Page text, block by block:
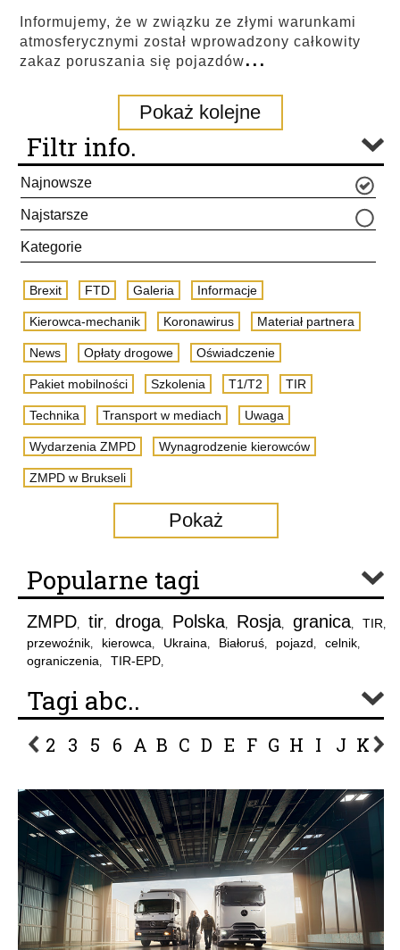
Informujemy, że w związku ze złymi warunkami
atmosferycznymi został wprowadzony całkowity
zakaz poruszania się pojazdów...
Pokaż kolejne
Filtr info.
Najnowsze
Najstarsze
Kategorie
Brexit FTD Galeria Informacje
Kierowca-mechanik Koronawirus Materiał partnera
News Opłaty drogowe Oświadczenie
Pakiet mobilności Szkolenia T1/T2 TIR
Technika Transport w mediach Uwaga
Wydarzenia ZMPD Wynagrodzenie kierowców
ZMPD w Brukseli
Pokaż
Popularne tagi
ZMPD, tir, droga, Polska, Rosja, granica, TIR,
przewoźnik, kierowca, Ukraina, Białoruś, pojazd, celnik,
ograniczenia, TIR-EPD,
Tagi abc..
2 3 5 6 A B C D E F G H I J K L